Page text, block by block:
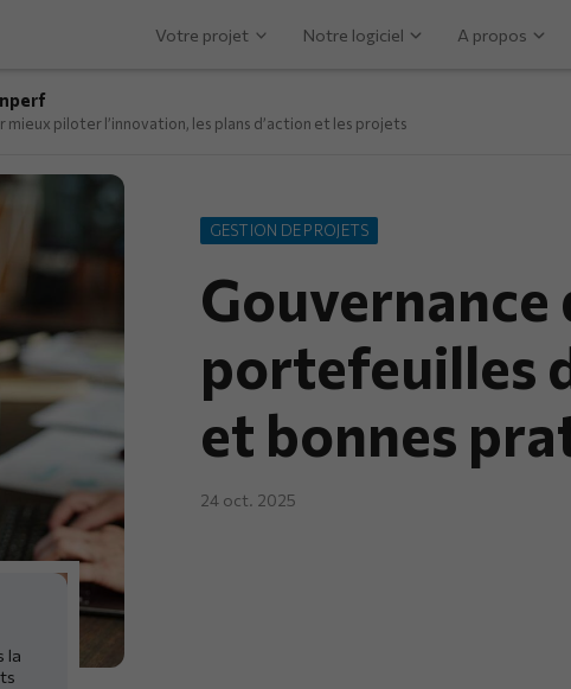
Votre projet Notre logiciel A propos
mieux piloter l’innovation, les plans d’action et les projets
GESTION DE PROJETS
Gouvernance
portefeuilles
et bonnes
24 oct. 2025
la